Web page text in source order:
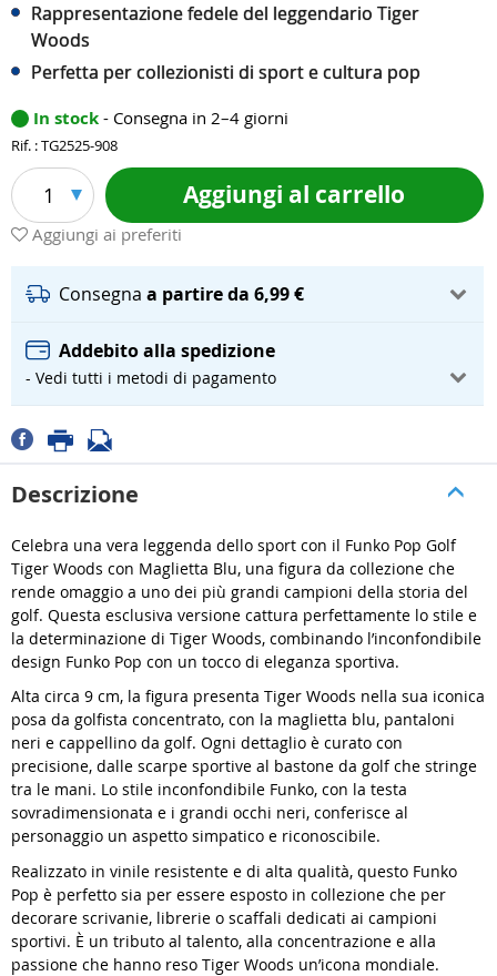
Rappresentazione fedele del leggendario Tiger
Woods
Perfetta per collezionisti di sport e cultura pop
In stock - Consegna in 2–4 giorni
Rif. : TG2525-908
1 Aggiungi al carrello
Aggiungi ai preferiti
Consegna a partire da 6,99 €
Addebito alla spedizione
- Vedi tutti i metodi di pagamento
Descrizione
Celebra una vera leggenda dello sport con il Funko Pop Golf
Tiger Woods con Maglietta Blu, una figura da collezione che
rende omaggio a uno dei più grandi campioni della storia del
golf. Questa esclusiva versione cattura perfettamente lo stile e
la determinazione di Tiger Woods, combinando l’inconfondibile
design Funko Pop con un tocco di eleganza sportiva.
Alta circa 9 cm, la figura presenta Tiger Woods nella sua iconica
posa da golfista concentrato, con la maglietta blu, pantaloni
neri e cappellino da golf. Ogni dettaglio è curato con
precisione, dalle scarpe sportive al bastone da golf che stringe
tra le mani. Lo stile inconfondibile Funko, con la testa
sovradimensionata e i grandi occhi neri, conferisce al
personaggio un aspetto simpatico e riconoscibile.
Realizzato in vinile resistente e di alta qualità, questo Funko
Pop è perfetto sia per essere esposto in collezione che per
decorare scrivanie, librerie o scaffali dedicati ai campioni
sportivi. È un tributo al talento, alla concentrazione e alla
passione che hanno reso Tiger Woods un’icona mondiale.